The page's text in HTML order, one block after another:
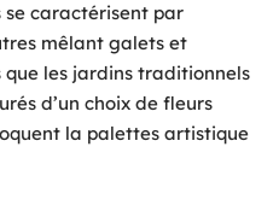
se caractérisent par
mêlant galets et
les jardins traditionnels
d’un choix de fleurs
la palettes artistique